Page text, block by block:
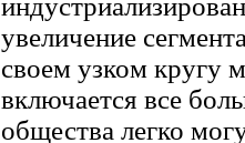
увеличение
своем узком кругу
включается все
общества легко